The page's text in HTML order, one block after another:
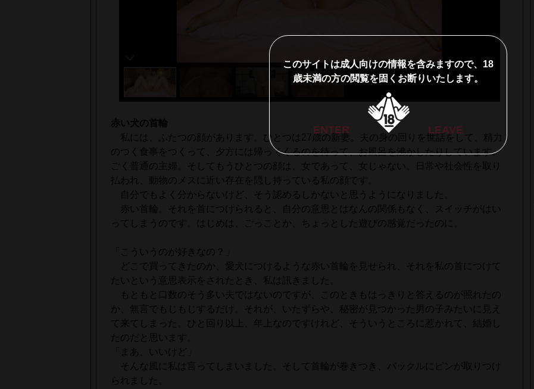
赤い犬の首輪
私には、ふたつの顔があります。ひとつは27歳の新妻。夫の身の回りを世話をして、精力
のつく食事をつくって、夕方には帰ってくるのを待って、お風呂を沸かしたりしています。
ごく普通の主婦。そしてもうひとつの顔は、女であって、女じゃない。日常や社会性を取り
払われ、動物のメスに近い存在を隠し持っている私の顔です。
自分でもよく分からないけど、そう認めるしかないと思うようになりました。
赤い首輪。それを首につけられると、自分の意思とはなんの関係もなく、スイッチがはい
ってしまうのです。はじめは、ごっことか、ちょっとした遊びの感覚だったのに。
「こういうのが好きなの？」
どこで買ってきたのか、愛犬につけるような赤い首輪を見せられ、それを私の首につけて
たいという意思表示をされたとき、私は訊きました。
もともと口数のそう多い夫ではないのですが、このときもはっきりと答えるのが照れたの
か、無言でもじもじするだけ。それが、いたずらや、秘密が見つかった男の子みたいに見え
て来てしまった。ひと回り以上、年上なのですけれど、そういうところに惹かれて、結婚し
たのだと思います。
「まあ、いいけど」
そんな風に私は言ってしまいました。そして首輪が巻きつき、バックルにピンが取りつけ
られました。
このサイトは成人向けの情報を含みますので、18
歳未満の方の閲覧を固くお断りいたします。
ENTER LEAVE